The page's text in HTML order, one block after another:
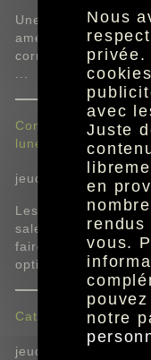
Une greffe de
amélioré la vision
cornée était
Conseils d'une
lunettes
jeudi 7 novembre à
Les verres de
saletés qui
faire appel à votre
opticienne...
Cataracte :
jeudi 8 août à 19:33
Nous
privée.
avec
Juste
en
rendus
vous.
notre